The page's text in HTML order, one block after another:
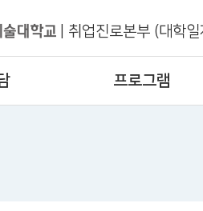
취업진로본부 (대학
프로그램